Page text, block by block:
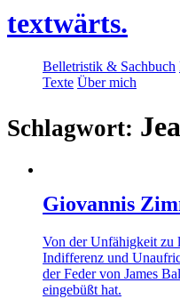
textwärts.
Belletristik & Sachbuch
Texte Über mich
Schlagwort:
Giovannis
Von der Unfähigkeit zu
Indifferenz und
der Feder von James
eingebüßt hat.